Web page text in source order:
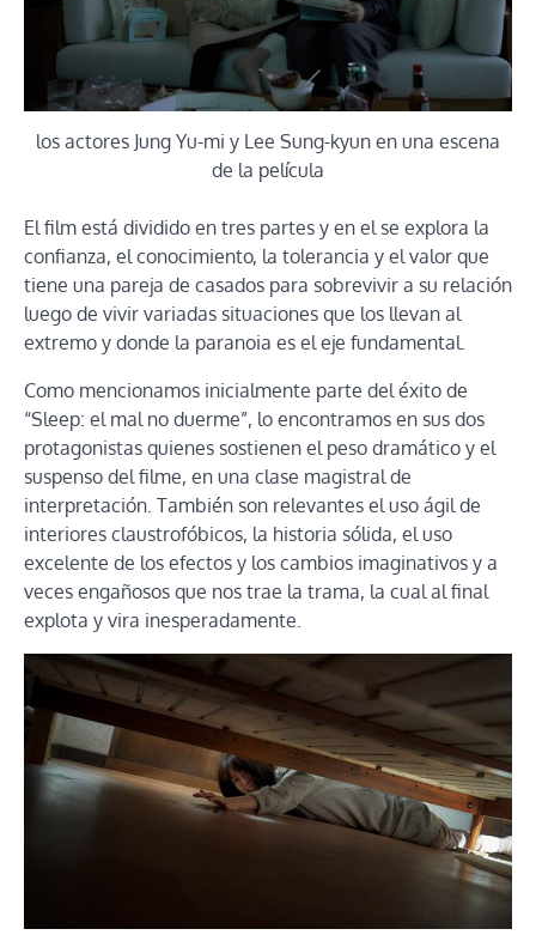
los actores Jung Yu-mi y Lee Sung-kyun en una escena
de la película
El film está dividido en tres partes y en el se explora la
confianza, el conocimiento, la tolerancia y el valor que
tiene una pareja de casados para sobrevivir a su relación
luego de vivir variadas situaciones que los llevan al
extremo y donde la paranoia es el eje fundamental.
Como mencionamos inicialmente parte del éxito de
“Sleep: el mal no duerme”, lo encontramos en sus dos
protagonistas quienes sostienen el peso dramático y el
suspenso del filme, en una clase magistral de
interpretación. También son relevantes el uso ágil de
interiores claustrofóbicos, la historia sólida, el uso
excelente de los efectos y los cambios imaginativos y a
veces engañosos que nos trae la trama, la cual al final
explota y vira inesperadamente.